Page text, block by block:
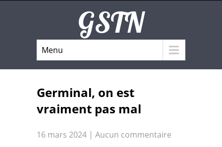
GSTN
Menu
Germinal, on est
vraiment pas mal
16 mars 2024 | Aucun commentaire